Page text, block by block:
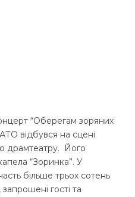
“Оберегам зоряних
відбувся на сцені
драмтеатру. Його
“Зоринка”. У
більше трьох сотень
гості та